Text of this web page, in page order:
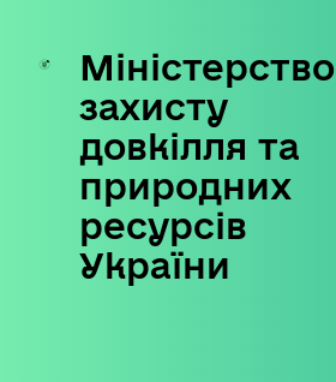
Skip
content
Міністерство
захисту
довкілля та
природних
ресурсів
України